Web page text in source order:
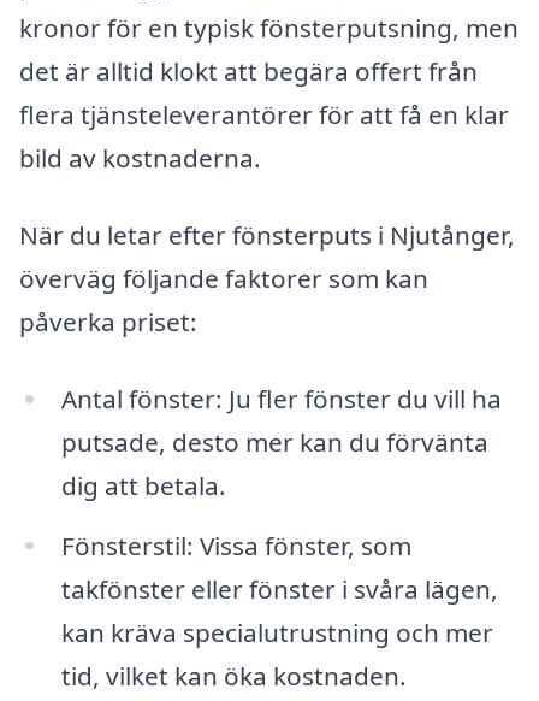
kronor för en typisk fönsterputsning, men
det är alltid klokt att begära offert från
flera tjänsteleverantörer för att få en klar
bild av kostnaderna.
När du letar efter fönsterputs i Njutånger,
överväg följande faktorer som kan
påverka priset:
Antal fönster: Ju fler fönster du vill ha
putsade, desto mer kan du förvänta
dig att betala.
Fönsterstil: Vissa fönster, som
takfönster eller fönster i svåra lägen,
kan kräva specialutrustning och mer
tid, vilket kan öka kostnaden.